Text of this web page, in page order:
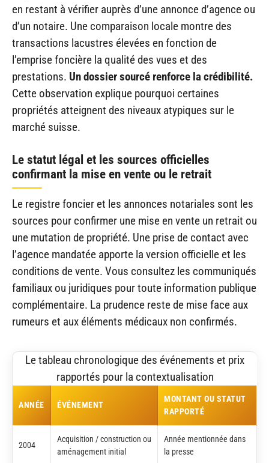
en restant à vérifier auprès d’une annonce d’agence ou
d’un notaire. Une comparaison locale montre des
transactions lacustres élevées en fonction de
l’emprise foncière la qualité des vues et des
prestations. Un dossier sourcé renforce la crédibilité.
Cette observation explique pourquoi certaines
propriétés atteignent des niveaux atypiques sur le
marché suisse.
Le statut légal et les sources officielles
confirmant la mise en vente ou le retrait
Le registre foncier et les annonces notariales sont les
sources pour confirmer une mise en vente un retrait ou
une mutation de propriété. Une prise de contact avec
l’agence mandatée apporte la version officielle et les
conditions de vente. Vous consultez les communiqués
familiaux ou juridiques pour toute information publique
complémentaire. La prudence reste de mise face aux
rumeurs et aux éléments médicaux non confirmés.
Le tableau chronologique des événements et prix
rapportés pour la contextualisation
ANNÉE ÉVÉNEMENT
MONTANT OU STATUT
RAPPORTÉ
2004
Acquisition / construction ou
aménagement initial
Année mentionnée dans
la presse